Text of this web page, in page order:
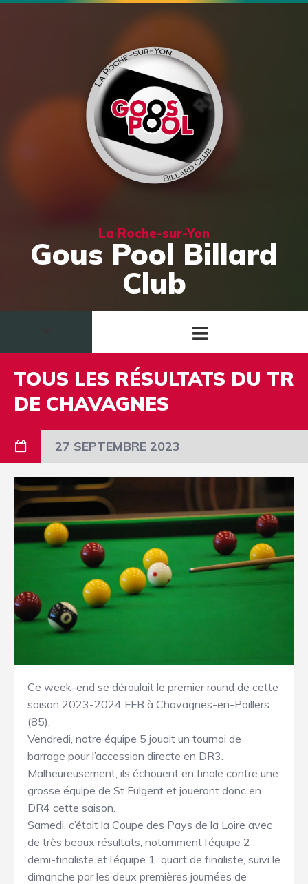
La Roche-sur-Yon
Gous Pool Billard
Club
TOUS LES RÉSULTATS DU TR
DE CHAVAGNES
27 SEPTEMBRE 2023
Ce week-end se déroulait le premier round de cette
saison 2023-2024 FFB à Chavagnes-en-Paillers
(85).
Vendredi, notre équipe 5 jouait un tournoi de
barrage pour l’accession directe en DR3.
Malheureusement, ils échouent en finale contre une
grosse équipe de St Fulgent et joueront donc en
DR4 cette saison.
Samedi, c’était la Coupe des Pays de la Loire avec
de très beaux résultats, notamment l’équipe 2
demi-finaliste et l’équipe 1 quart de finaliste, suivi le
dimanche par les deux premières journées de